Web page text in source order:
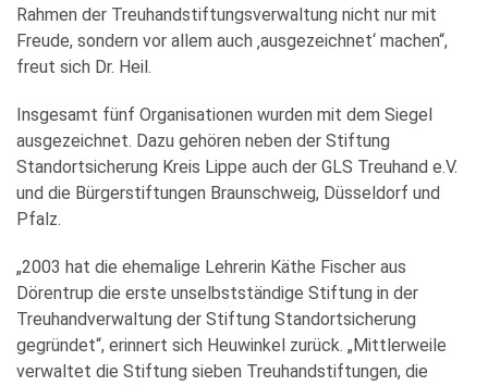
Rahmen der Treuhandstiftungsverwaltung nicht nur mit
Freude, sondern vor allem auch ‚ausgezeichnet‘ machen“,
freut sich Dr. Heil.
Insgesamt fünf Organisationen wurden mit dem Siegel
ausgezeichnet. Dazu gehören neben der Stiftung
Standortsicherung Kreis Lippe auch der GLS Treuhand e.V.
und die Bürgerstiftungen Braunschweig, Düsseldorf und
Pfalz.
„2003 hat die ehemalige Lehrerin Käthe Fischer aus
Dörentrup die erste unselbstständige Stiftung in der
Treuhandverwaltung der Stiftung Standortsicherung
gegründet“, erinnert sich Heuwinkel zurück. „Mittlerweile
verwaltet die Stiftung sieben Treuhandstiftungen, die